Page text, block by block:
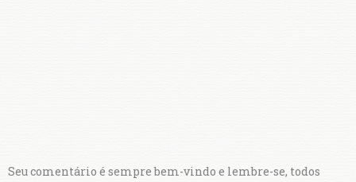
Seu comentário é sempre bem-vindo e lembre-se, todos